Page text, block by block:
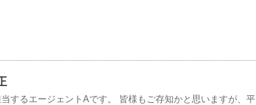
するエージェントAです。 皆様もご存知かと思いますが、平